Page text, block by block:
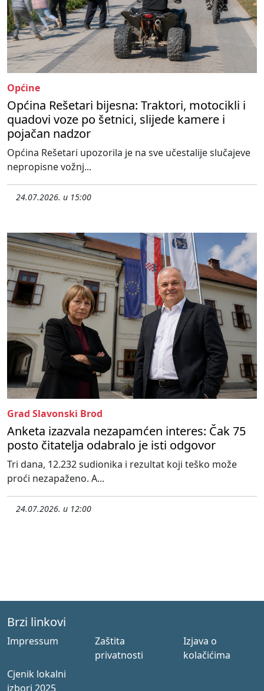
Općine
Općina Rešetari bijesna: Traktori, motocikli i
quadovi voze po šetnici, slijede kamere i
pojačan nadzor
Općina Rešetari upozorila je na sve učestalije slučajeve
nepropisne vožnj...
24.07.2026. u 15:00
Grad Slavonski Brod
Anketa izazvala nezapamćen interes: Čak 75
posto čitatelja odabralo je isti odgovor
Tri dana, 12.232 sudionika i rezultat koji teško može
proći nezapaženo. A...
24.07.2026. u 12:00
Brzi linkovi
Impressum
Zaštita
privatnosti
Izjava o
kolačićima
Cjenik lokalni
izbori 2025